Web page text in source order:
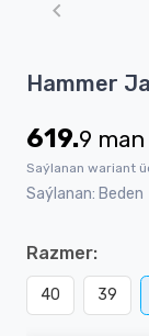
1
4
Hammer
619.9 man
Saýlanan wariant
Saýlanan: Beden
Razmer:
40 39